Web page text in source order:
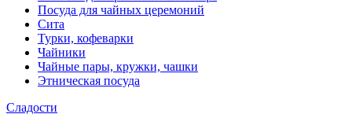
Посуда для чайных церемоний
Сита
Турки, кофеварки
Чайники
Чайные пары, кружки, чашки
Этническая посуда
Сладости